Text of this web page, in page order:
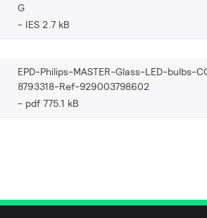
G
IES 2.7 kB
EPD-Philips-MASTER-Glass-LED-bulbs-
8793318-Ref-929003798602
pdf 775.1 kB